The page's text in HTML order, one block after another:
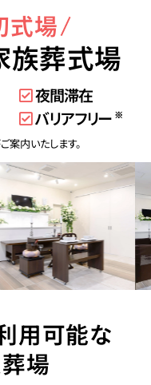
式場
族葬式場
夜間滞在
バリアフリー ※
内いたします。
用可能な
場